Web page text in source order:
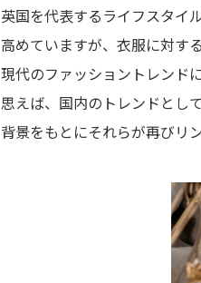
英国を代表するライフスタイ
高めていますが、衣服に対す
現代のファッショントレンド
思えば、国内のトレンドとし
背景をもとにそれらが再びリ